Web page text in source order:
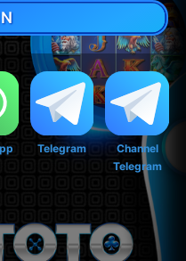
Telegram
Channel
Telegram